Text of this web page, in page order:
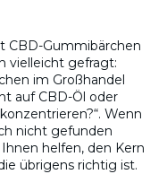
CBD-Gummibärchen
vielleicht gefragt:
im Großhandel
auf CBD-Öl oder
Wenn
nicht gefunden
helfen, den Kern
übrigens richtig ist.